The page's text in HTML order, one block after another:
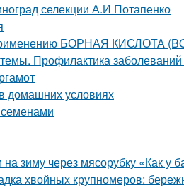
селекции А.И Потапенко
БОРНАЯ КИСЛОТА
Профилактика заболеваний
домашних условиях
зиму через мясорубку «Как у
хвойных крупномеров: